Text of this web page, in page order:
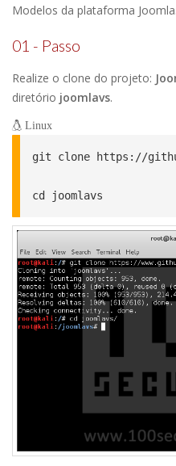
Modelos da plataforma Joomla.
01 - Passo
Realize o clone do projeto:
diretório joomlavs.
Linux
git clone https://
cd joomlavs